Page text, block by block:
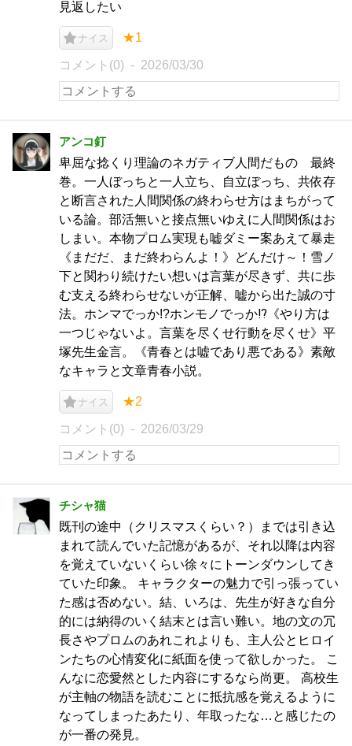
見返したい
ナイス ★1
コメント(0) 2026/03/30
アンコ釘
卑屈な捻くり理論のネガティブ人間だもの 最終
巻。一人ぼっちと一人立ち、自立ぼっち、共依存
と断言された人間関係の終わらせ方はまちがって
いる論。部活無いと接点無いゆえに人間関係はお
しまい。本物プロム実現も嘘ダミー案あえて暴走
《まだだ、まだ終わらんよ！》どんだけ～！雪ノ
下と関わり続けたい想いは言葉が尽きず、共に歩
む支える終わらせないが正解、嘘から出た誠の寸
法。ホンマでっか!?ホンモノでっか⁉《やり方は
一つじゃないよ。言葉を尽くせ行動を尽くせ》平
塚先生金言。《青春とは嘘であり悪である》素敵
なキャラと文章青春小説。
ナイス ★2
コメント(0) 2026/03/29
チシャ猫
既刊の途中（クリスマスくらい？）までは引き込
まれて読んでいた記憶があるが、それ以降は内容
を覚えていないくらい徐々にトーンダウンしてき
ていた印象。 キャラクターの魅力で引っ張ってい
た感は否めない。結、いろは、先生が好きな自分
的には納得のいく結末とは言い難い。地の文の冗
長さやプロムのあれこれよりも、主人公とヒロイ
ンたちの心情変化に紙面を使って欲しかった。 こ
んなに恋愛然とした内容にするなら尚更。 高校生
が主軸の物語を読むことに抵抗感を覚えるように
なってしまったあたり、年取ったな…と感じたの
が一番の発見。